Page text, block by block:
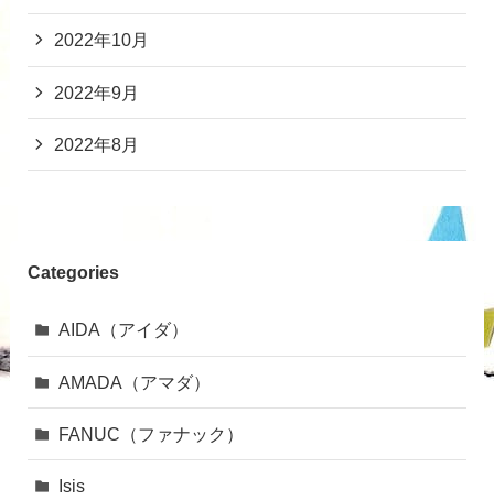
2022年10月
2022年9月
2022年8月
Categories
AIDA（アイダ）
AMADA（アマダ）
FANUC（ファナック）
Isis